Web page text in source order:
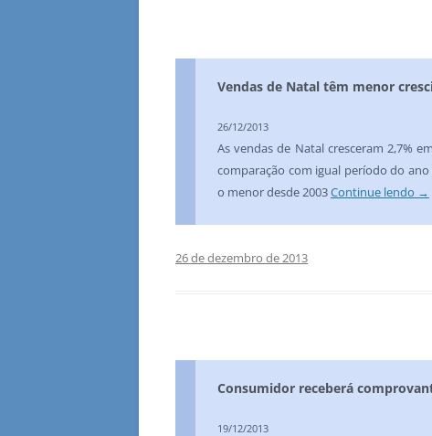
Vendas de Natal têm menor
26/12/2013
As vendas de Natal cresceram 2,7%
comparação com igual período do
o menor desde 2003Continue lendo →
26 de dezembro de 2013
Consumidor receberá
19/12/2013